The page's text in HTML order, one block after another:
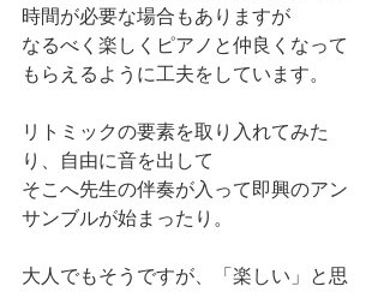
時間が必要な場合もありますが
なるべく楽しくピアノと仲良くなって
もらえるように工夫をしています。
リトミックの要素を取り入れてみた
り、自由に音を出して
そこへ先生の伴奏が入って即興のアン
サンブルが始まったり。
大人でもそうですが、「楽しい」と思